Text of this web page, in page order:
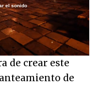
/
el sonido
de crear este
de